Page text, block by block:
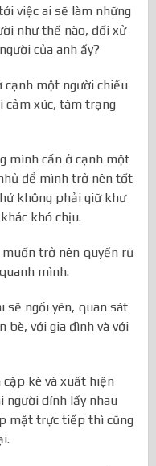
việc ai sẽ làm những
như thế nào, đối xử
của anh ấy?
cạnh một người chiều
cảm xúc, tâm trạng
mình cần ở cạnh một
để mình trở nên tốt
không phải giữ khư
khó chịu.
trở nên quyến rũ
mình.
sẽ ngồi yên, quan sát
bè, với gia đình và với
kè và xuất hiện
người dính lấy nhau
mặt trực tiếp thì cũng